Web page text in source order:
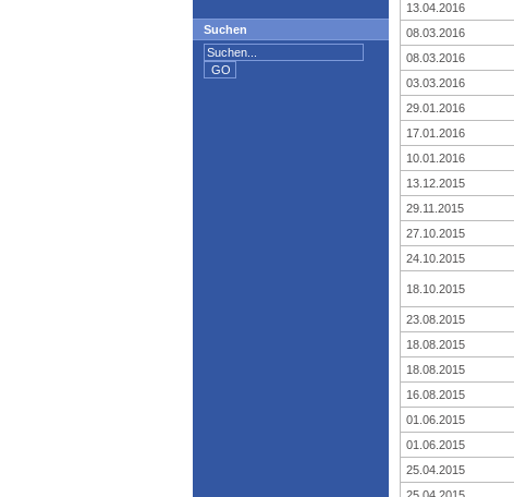
Suchen
13.04.2016
08.03.2016
08.03.2016
03.03.2016
29.01.2016
17.01.2016
10.01.2016
13.12.2015
29.11.2015
27.10.2015
24.10.2015
18.10.2015
23.08.2015
18.08.2015
18.08.2015
16.08.2015
01.06.2015
01.06.2015
25.04.2015